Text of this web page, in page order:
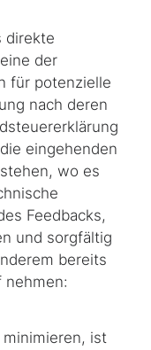
direkte
der
für potenzielle
nach deren
eingehenden
wo es
Feedbacks,
und sorgfältig
bereits
nehmen:
ist